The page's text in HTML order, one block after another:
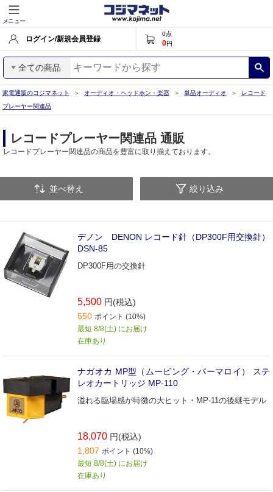
メニュー
ログイン/新規会員登録
0点
0円
全ての商品
家電通販のコジマネット オーディオ・ヘッドホン・楽器 単品オーディオ
レコード
プレーヤー関連品
レコードプレーヤー関連品 通販
レコードプレーヤー関連品の商品を豊富に取り揃えております。
並べ替え 絞り込み
デノン DENON レコード針（DP300F用交換針）
DSN-85
DP300F用の交換針
5,500 円(税込)
550 ポイント (10%)
最短 8/8(土) にお届け
在庫あり
ナガオカ MP型（ムービング・パーマロイ） ステ
レオカートリッジ MP-110
溢れる臨場感が特徴の大ヒット・MP-11の後継モデル
18,070 円(税込)
1,807 ポイント (10%)
最短 8/8(土) にお届け
在庫あり